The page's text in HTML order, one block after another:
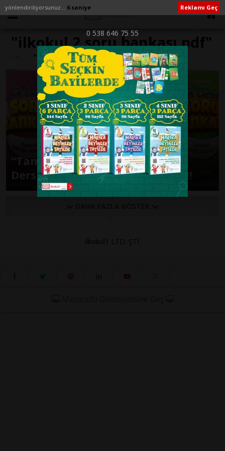
yönlendiriliyorsunuz... 6 saniye Reklamı Geç
0 538 646 75 55
"ilkokul 2 soru bankası pdf"
ile İlişikli yazılar
“Tamamı Beceri Temelli” Tüm
Dersler Soru Bankalarımız ÇIKTI!